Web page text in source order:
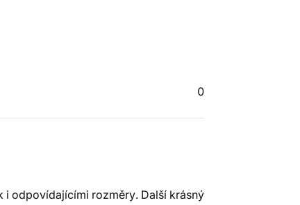
0
i odpovídajícími rozměry. Další krásný